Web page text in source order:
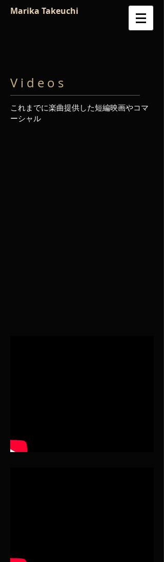
Marika Takeuchi
V i d e o s
これまでに楽曲提供した短編映画やコマ
ーシャル